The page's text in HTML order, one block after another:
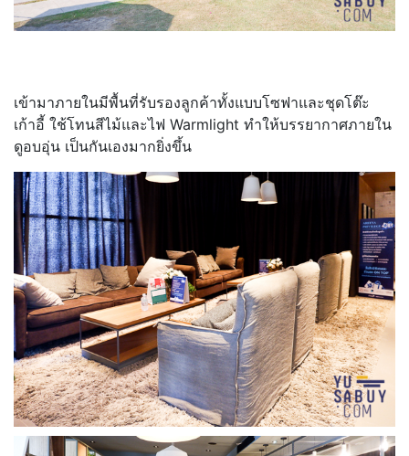
เข้ามาภายในมีพื้นที่รับรองลูกค้าทั้งแบบโซฟาและชุดโต๊ะ
เก้าอี้ ใช้โทนสีไม้และไฟ Warmlight ทำให้บรรยากาศภายใน
ดูอบอุ่น เป็นกันเองมากยิ่งขึ้น